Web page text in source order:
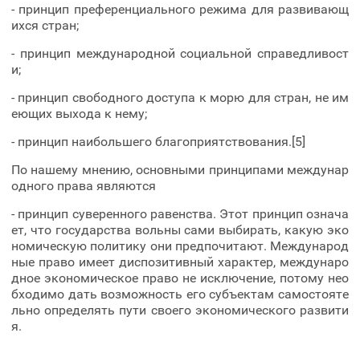
- принцип преференциального режима для развивающ
ихся стран;
- принцип международной социальной справедливост
и;
- принцип свободного доступа к морю для стран, не им
еющих выхода к нему;
- принцип наибольшего благоприятствования.[5]
По нашему мнению, основными принципами междунар
одного права являются
- принцип суверенного равенства. Этот принцип означа
ет, что государства вольны сами выбирать, какую эко
номическую политику они предпочитают. Международ
ные право имеет диспозитивный характер, междунаро
дное экономическое право не исключение, потому нео
бходимо дать возможность его субъектам самостояте
льно определять пути своего экономического развити
я.